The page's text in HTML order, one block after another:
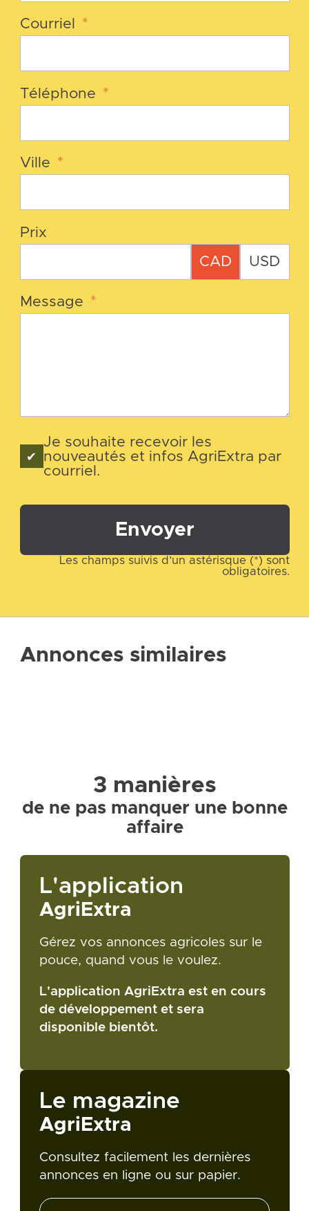
Courriel *
Téléphone *
Ville *
Prix
CAD USD
Message *
Je souhaite recevoir les
nouveautés et infos AgriExtra par
courriel.
Envoyer
Les champs suivis d’un astérisque (*) sont
obligatoires.
Annonces similaires
3 manières
de ne pas manquer une bonne
affaire
L'application
AgriExtra
Gérez vos annonces agricoles sur le
pouce, quand vous le voulez.
L'application AgriExtra est en cours
de développement et sera
disponible bientôt.
Le magazine
AgriExtra
Consultez facilement les dernières
annonces en ligne ou sur papier.